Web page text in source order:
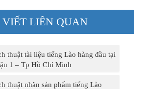
LIÊN QUAN
thuật tài liệu tiếng Lào hàng đầu tại
1 – Tp Hồ Chí Minh
thuật nhãn sản phẩm tiếng Lào